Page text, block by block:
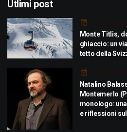
Utlimi post
Luglio 29,
Monte Titlis,
ghiaccio: un
tetto della
Luglio 21,
Natalino
Montemerlo
monologo:
e riflessioni